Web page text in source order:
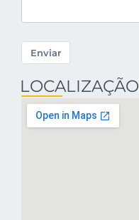
Enviar
LOCALIZAÇÃO